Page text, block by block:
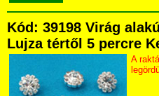
Kód: 39198 Virág
Lujza tértől 5 percre
A